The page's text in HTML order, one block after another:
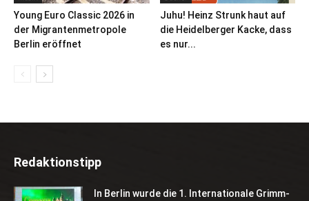
Young Euro Classic 2026 in
der Migrantenmetropole
Berlin eröffnet
Juhu! Heinz Strunk haut auf
die Heidelberger Kacke, dass
es nur...
Redaktionstipp
In Berlin wurde die 1. Internationale Grimm-